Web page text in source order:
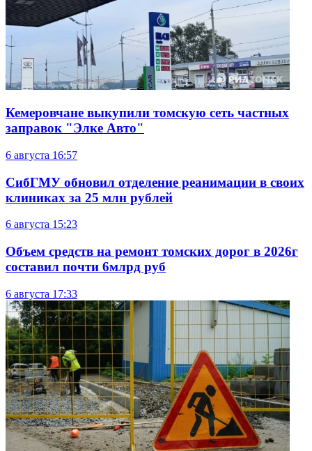
Кемеровчане выкупили томскую сеть частных
заправок "Элке Авто"
6 августа 16:57
СибГМУ обновил отделение реанимации в своих
клиниках за 25 млн рублей
6 августа 15:23
Объем средств на ремонт томских дорог в 2026г
составил почти 6млрд руб
6 августа 17:33